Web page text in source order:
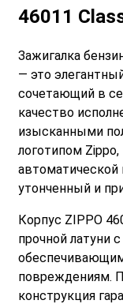
46011
Зажигалка
— это
сочетающий в
качество
изысканными
логотипом
автоматической
утонченный и
Корпус ZIPPO
прочной латуни
повреждениям.
конструкция